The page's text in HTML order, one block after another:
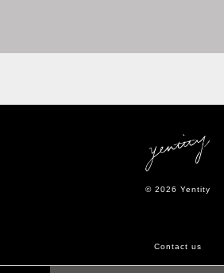
© 2026 Yentity
Contact us